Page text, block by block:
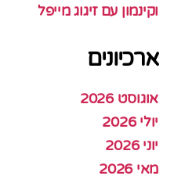
וקינמון עם זיגוג מייפל
ארכיונים
אוגוסט 2026
יולי 2026
יוני 2026
מאי 2026